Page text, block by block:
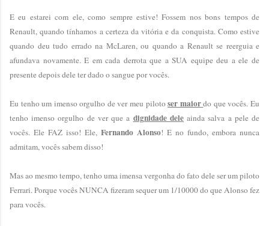
E eu estarei com ele, como sempre estive! Fossem nos bons tempos de
Renault, quando tínhamos a certeza da vitória e da conquista. Como estive
quando deu tudo errado na McLaren, ou quando a Renault se reerguia e
afundava novamente. E em cada derrota que a SUA equipe deu a ele de
presente depois dele ter dado o sangue por vocês.
Eu tenho um imenso orgulho de ver meu pilotoser maiordo que vocês. Eu
tenho imenso orgulho de ver que a dignidade deleainda salva a pele de
vocês. Ele FAZ isso! Ele, Fernando Alonso! E no fundo, embora nunca
admitam, vocês sabem disso!
Mas ao mesmo tempo, tenho uma imensa vergonha do fato dele ser um piloto
Ferrari. Porque vocês NUNCA fizeram sequer um 1/10000 do que Alonso fez
para vocês.